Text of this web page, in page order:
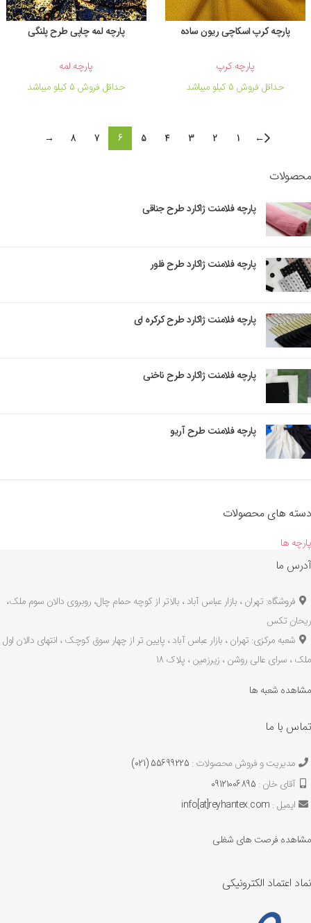
محصولات
پارچه فلامنت ژاکارد طرح جناقی
پارچه فلامنت ژاکارد طرح فلور
پارچه فلامنت ژاکارد طرح کرکره ای
پارچه فلامنت ژاکارد طرح ناخنی
پارچه فلامنت طرح آریو
دسته های محصولات
پارچه ها
پارچه کرپ اسکاچی ریون ساده
پارچه کرپ
حداقل فروش 5 کیلو میباشد
پارچه لمه چاپی طرح پلنگی
پارچه لمه
حداقل فروش 5 کیلو میباشد
←
1
2
3
4
5
6
7
8
→
آدرس ما
فروشگاه: تهران ، بازار عباس آباد ، بالاتر از کوچه حمام چال، روبروی دالان سوم ملک،
ریحان تکس
شعبه مرکزی: تهران ، بازار عباس آباد ، پایین تر از چهار سوق کوچک ، انتهای دالان اول
ملک ، سرای عالی روشن ، زیرزمین ، پلاک 18
مشاهده شعبه ها
تماس با ما
مدیریت و فروش محصولات : 55699225 (021)
آقای خان : 09121006895
ایمیل : info[at]reyhantex.com
مشاهده فرصت های شغلی
نماد اعتماد الکترونیکی